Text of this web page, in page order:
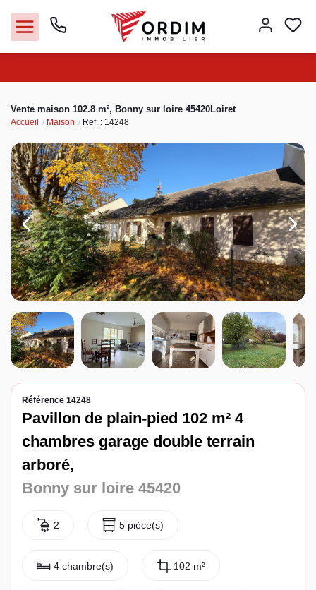
Acheter
Louer
Vendre
Immobilier pro
Faire gérer
Syndic
Espace client
Vente maison 102.8 m², Bonny sur loire 45420Loiret
Accueil Maison Ref. : 14248
Référence 14248
Pavillon de plain-pied 102 m² 4
chambres garage double terrain
arboré,
Bonny sur loire 45420
2 5 pièce(s)
4 chambre(s) 102 m²